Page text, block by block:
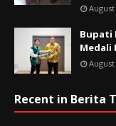
August
Bupati
Medali
August
Recent in Berita